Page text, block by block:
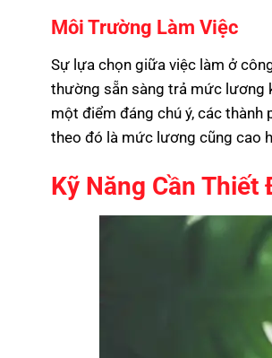
Môi Trường Làm Việc
Sự lựa chọn giữa việc làm ở
thường sẵn sàng trả mức lương
một điểm đáng chú ý, các thành
theo đó là mức lương cũng cao
Kỹ Năng Cần